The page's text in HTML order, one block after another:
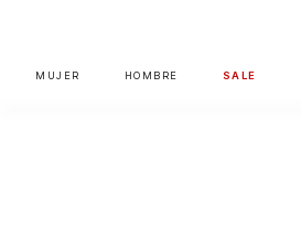
MUJER HOMBRE SALE